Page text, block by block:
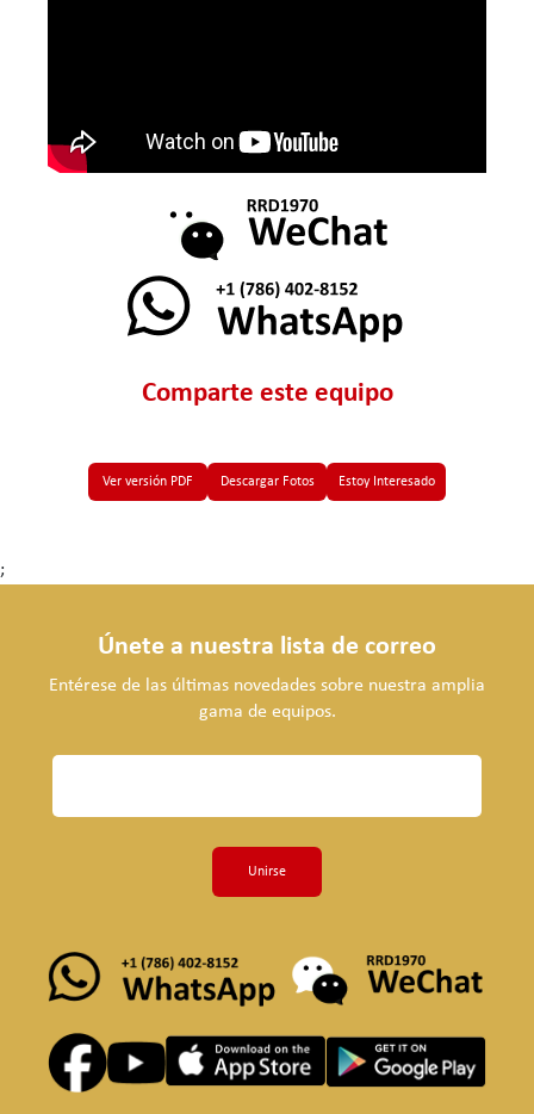
Comparte este equipo
Ver versión PDF Descargar Fotos Estoy Interesado
;
Únete a nuestra lista de correo
Entérese de las últimas novedades sobre nuestra amplia
gama de equipos.
Unirse